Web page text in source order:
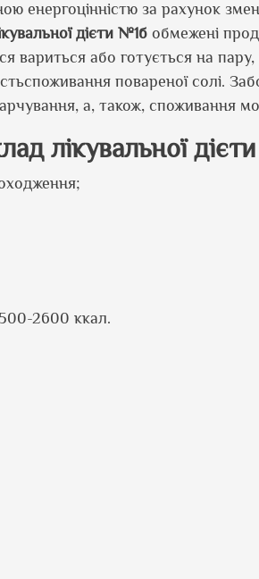
енергоцінністю за рахунок
дієти №1б обмежені
вариться або готується на
повареної солі.
а, також, споживання
лікувальної
2600 ккал.